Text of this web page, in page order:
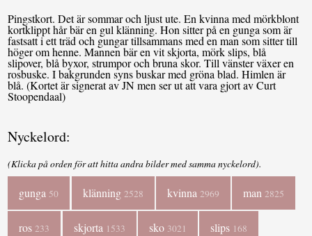
Pingstkort. Det är sommar och ljust ute. En kvinna med mörkblont
kortklippt hår bär en gul klänning. Hon sitter på en gunga som är
fastsatt i ett träd och gungar tillsammans med en man som sitter till
höger om henne. Mannen bär en vit skjorta, mörk slips, blå
slipover, blå byxor, strumpor och bruna skor. Till vänster växer en
rosbuske. I bakgrunden syns buskar med gröna blad. Himlen är
blå. (Kortet är signerat av JN men ser ut att vara gjort av Curt
Stoopendaal)
Nyckelord:
(Klicka på orden för att hitta andra bilder med samma nyckelord).
gunga 50 klänning 2528 kvinna 2969 man 2825
ros 233 skjorta 1533 sko 3021 slips 168